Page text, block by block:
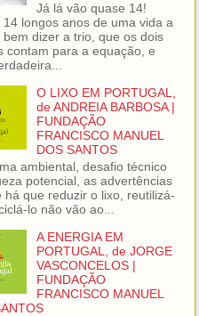
Já lá vão quase 14!
14 longos anos de uma vida a
bem dizer a trio, que os dois
contam para a equação, e
O LIXO EM PORTUGAL,
de ANDREIA BARBOSA |
FUNDAÇÃO
FRANCISCO MANUEL
DOS SANTOS
ambiental, desafio técnico
potencial, as advertências
há que reduzir o lixo, reutilizá-
lo não vão ao...
A ENERGIA EM
PORTUGAL, de JORGE
VASCONCELOS |
FUNDAÇÃO
FRANCISCO MANUEL